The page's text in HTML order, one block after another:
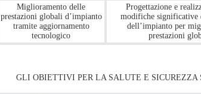
Miglioramento delle
prestazioni globali d’impianto
tramite aggiornamento
tecnologico
Progettazione e
modifiche significative
dell’impianto per
prestazioni
GLI OBIETTIVI PER LA SALUTE E SICUREZZA